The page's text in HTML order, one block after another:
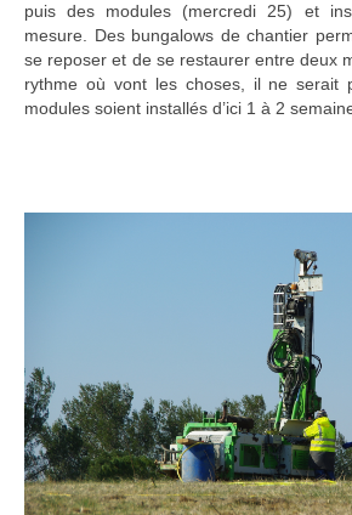
Exploitation
THEMATIQUES
Energie
Ramassages citoyens de
CONTACT
puis des modules (mercredi 25) et
mesure. Des bungalows de chantier
se reposer et de se restaurer entre deux
rythme où vont les choses, il ne serait
modules soient installés d’ici 1 à 2